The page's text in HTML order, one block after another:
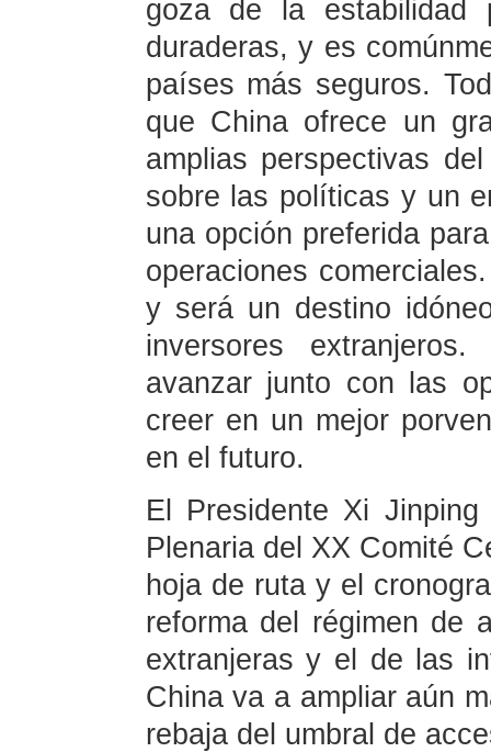
goza de la estabilidad
duraderas, y es
países más seguros.
que China ofrece un
amplias perspectivas
sobre las políticas y un
una opción preferida
operaciones
y será un destino
inversores
avanzar junto con las
creer en un mejor
en el futuro.
El Presidente Xi
Plenaria del XX Comité
hoja de ruta y el
reforma del régimen de
extranjeras y el de las
China va a ampliar aún
rebaja del umbral de